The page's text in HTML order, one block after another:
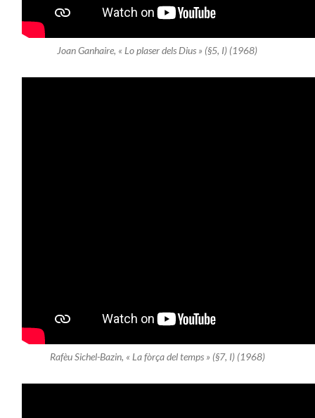
Joan Ganhaire, « Lo plaser dels Dius » (§5, I) (1968)
Rafèu Sichel-Bazin, « La fòrça del temps » (§7, I) (1968)